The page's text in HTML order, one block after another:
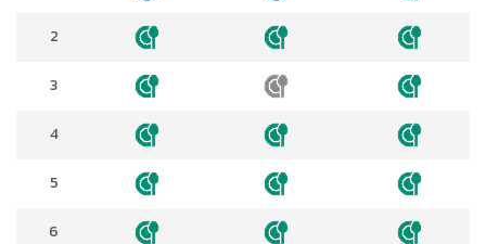
2
3
4
5
6